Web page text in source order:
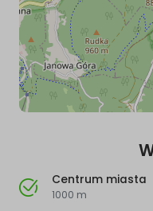
Centrum miasta
1000 m